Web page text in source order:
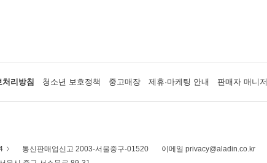
리방침 청소년 보호정책 중고매장 제휴·마케팅 안내 판매자 매니저
통신판매업신고 2003-서울중구-01520
이메일 privacy@aladin.co.kr